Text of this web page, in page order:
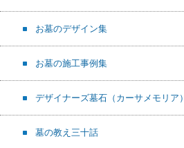
お墓のデザイン集
お墓の施工事例集
デザイナーズ墓石（カーサメモリア）
墓の教え三十話